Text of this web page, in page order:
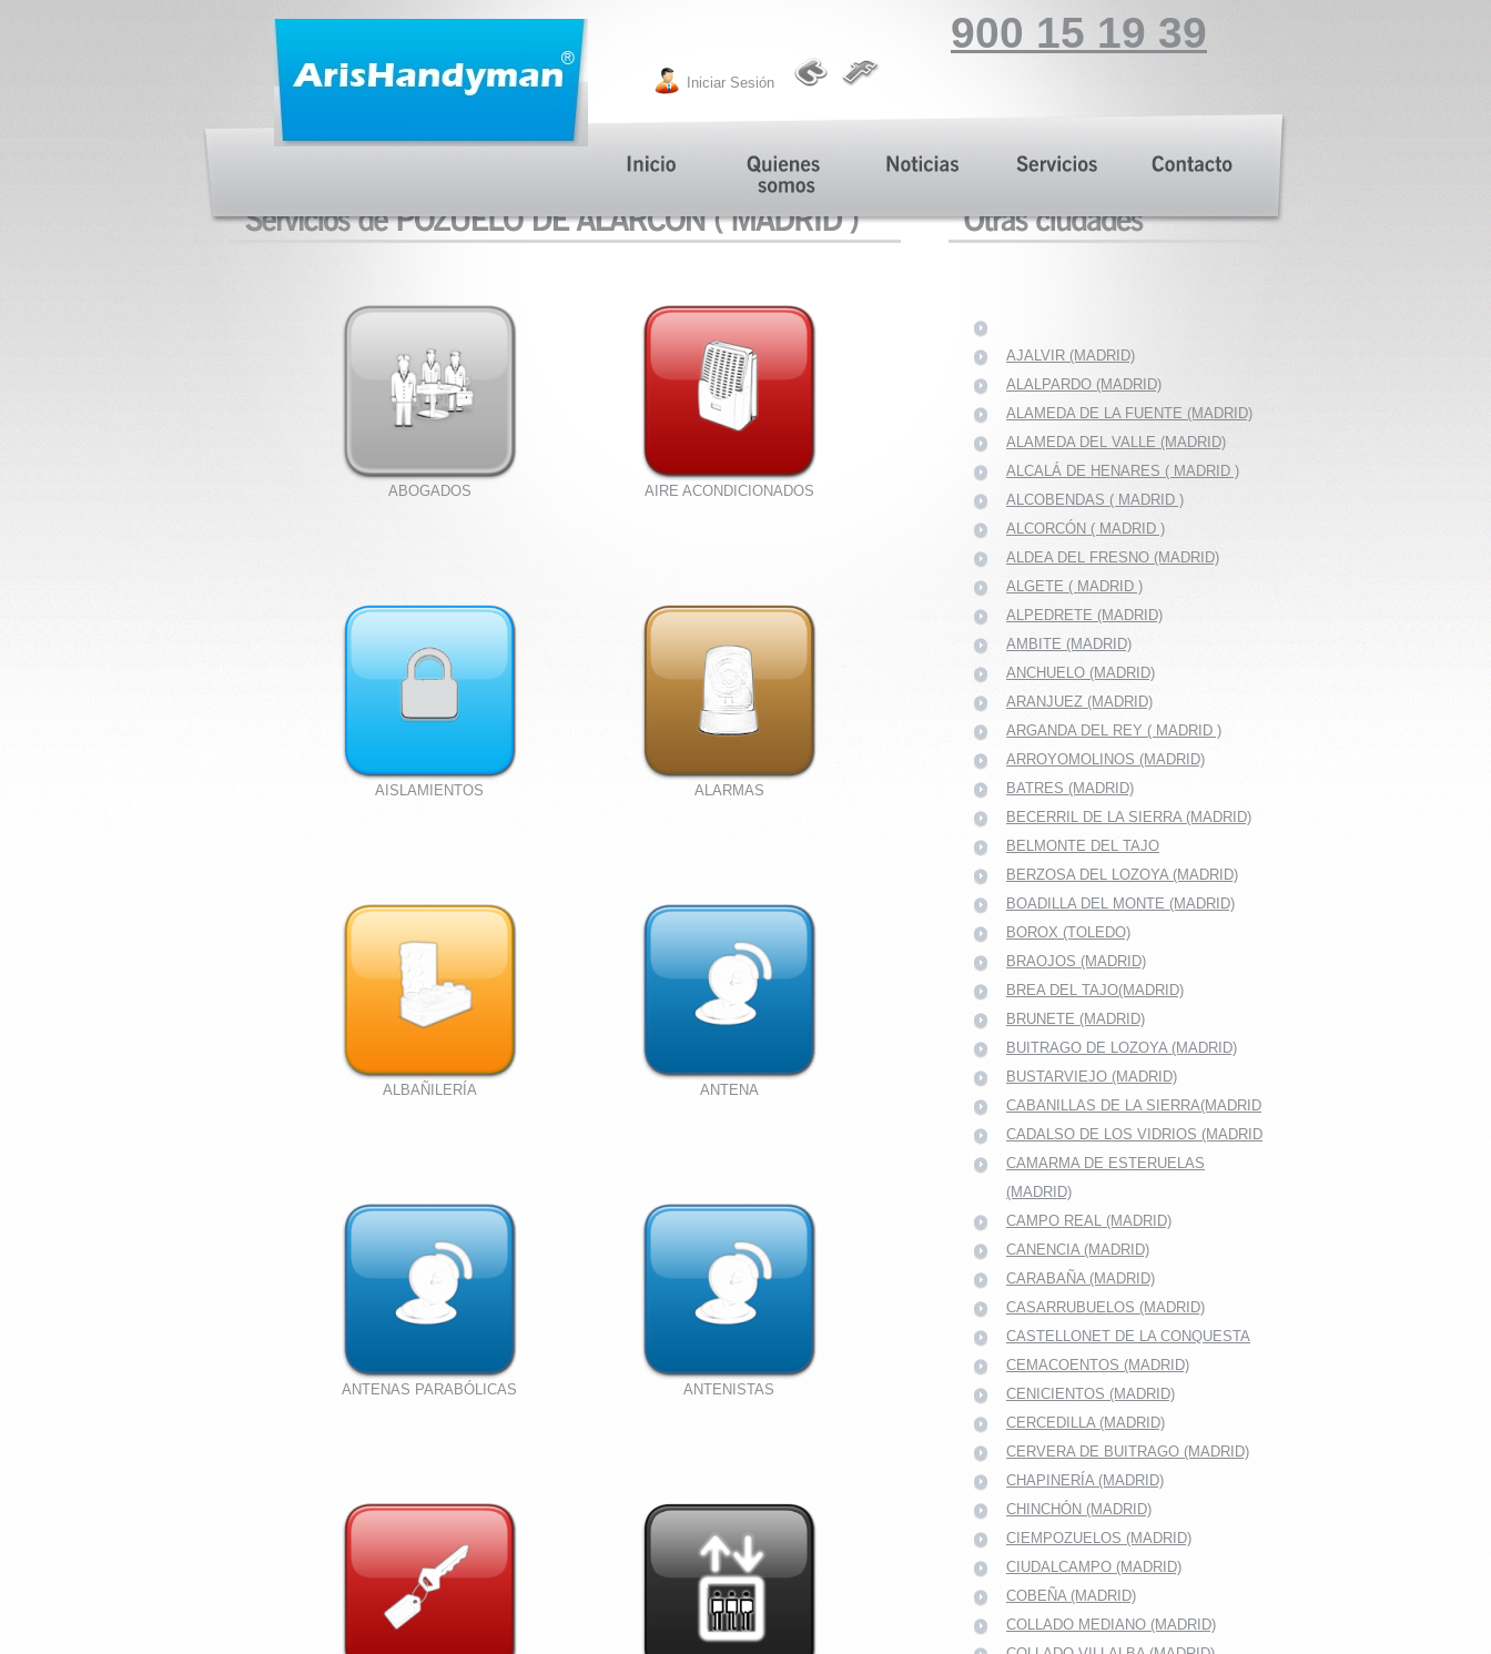
900 15 19 39
Iniciar Sesión
ABOGADOS AIRE ACONDICIONADOS
AISLAMIENTOS ALARMAS
ALBAÑILERÍA ANTENA
ANTENAS PARABÓLICAS ANTENISTAS
AJALVIR (MADRID)
ALALPARDO (MADRID)
ALAMEDA DE LA FUENTE (MADRID)
ALAMEDA DEL VALLE (MADRID)
ALCALÁ DE HENARES ( MADRID )
ALCOBENDAS ( MADRID )
ALCORCÓN ( MADRID )
ALDEA DEL FRESNO (MADRID)
ALGETE ( MADRID )
ALPEDRETE (MADRID)
AMBITE (MADRID)
ANCHUELO (MADRID)
ARANJUEZ (MADRID)
ARGANDA DEL REY ( MADRID )
ARROYOMOLINOS (MADRID)
BATRES (MADRID)
BECERRIL DE LA SIERRA (MADRID)
BELMONTE DEL TAJO
BERZOSA DEL LOZOYA (MADRID)
BOADILLA DEL MONTE (MADRID)
BOROX (TOLEDO)
BRAOJOS (MADRID)
BREA DEL TAJO(MADRID)
BRUNETE (MADRID)
BUITRAGO DE LOZOYA (MADRID)
BUSTARVIEJO (MADRID)
CABANILLAS DE LA SIERRA(MADRID
CADALSO DE LOS VIDRIOS (MADRID
CAMARMA DE ESTERUELAS
(MADRID)
CAMPO REAL (MADRID)
CANENCIA (MADRID)
CARABAÑA (MADRID)
CASARRUBUELOS (MADRID)
CASTELLONET DE LA CONQUESTA
CEMACOENTOS (MADRID)
CENICIENTOS (MADRID)
CERCEDILLA (MADRID)
CERVERA DE BUITRAGO (MADRID)
CHAPINERÍA (MADRID)
CHINCHÓN (MADRID)
CIEMPOZUELOS (MADRID)
CIUDALCAMPO (MADRID)
COBEÑA (MADRID)
COLLADO MEDIANO (MADRID)